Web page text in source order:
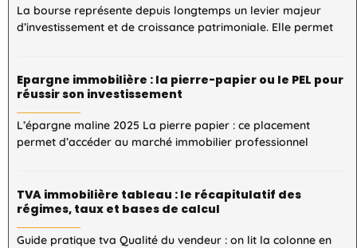
La bourse représente depuis longtemps un levier majeur
d’investissement et de croissance patrimoniale. Elle permet
Epargne immobilière : la pierre-papier ou le PEL pour
réussir son investissement
L’épargne maline 2025 La pierre papier : ce placement
permet d’accéder au marché immobilier professionnel
TVA immobilière tableau : le récapitulatif des
régimes, taux et bases de calcul
Guide pratique tva Qualité du vendeur : on lit la colonne en